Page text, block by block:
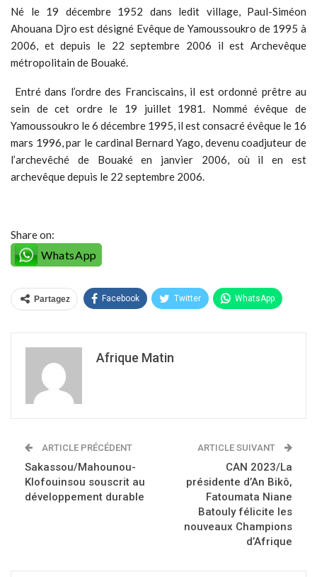
Né le 19 décembre 1952 dans ledit village, Paul-Siméon
Ahouana Djro est désigné Evêque de Yamoussoukro de 1995 à
2006, et depuis le 22 septembre 2006 il est Archevêque
métropolitain de Bouaké.
Entré dans l’ordre des Franciscains, il est ordonné prêtre au
sein de cet ordre le 19 juillet 1981. Nommé évêque de
Yamoussoukro le 6 décembre 1995, il est consacré évêque le 16
mars 1996, par le cardinal Bernard Yago, devenu coadjuteur de
l’archevêché de Bouaké en janvier 2006, où il en est
archevêque depuis le 22 septembre 2006.
Share on:
WhatsApp
Partagez Facebook Twitter WhatsApp
Afrique Matin
ARTICLE PRÉCÉDENT
Sakassou/Mahounou-
Klofouinsou souscrit au
développement durable
ARTICLE SUIVANT
CAN 2023/La
présidente d’An Bikô,
Fatoumata Niane
Batouly félicite les
nouveaux Champions
d’Afrique